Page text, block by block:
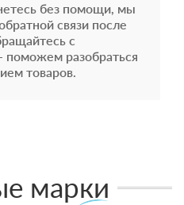
без помощи, мы
связи после
с
поможем разобраться
товаров.
марки